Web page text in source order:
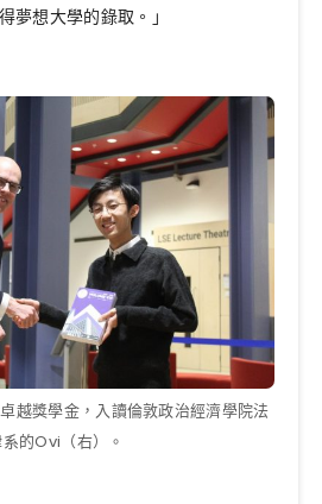
夢想大學的錄取。」
越獎學金，入讀倫敦政治經濟學院法
的Ovi（右）。